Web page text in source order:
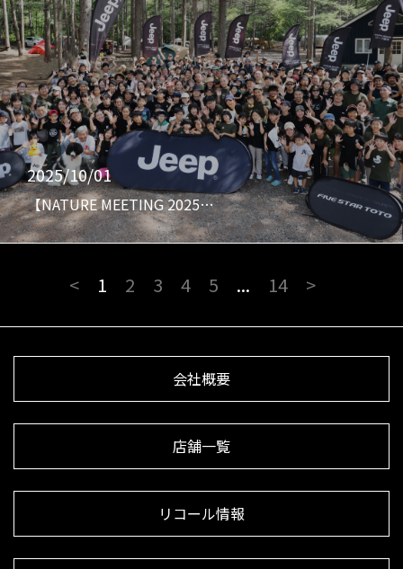
2025/10/01
【NATURE MEETING 2025…
< 1 2 3 4 5 ... 14 >
会社概要
店舗一覧
リコール情報